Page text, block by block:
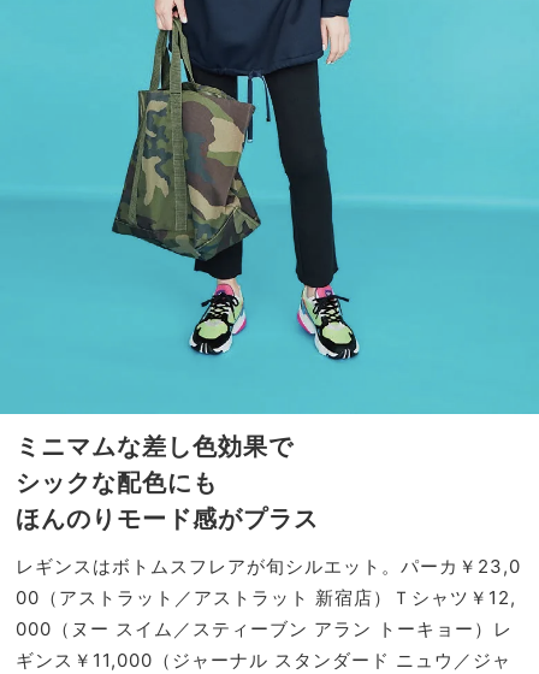
ミニマムな差し色効果で
シックな配色にも
ほんのりモード感がプラス
レギンスはボトムスフレアが旬シルエット。パーカ￥23,0
00（アストラット／アストラット 新宿店）Ｔシャツ￥12,
000（ヌー スイム／スティーブン アラン トーキョー）レ
ギンス￥11,000（ジャーナル スタンダード ニュウ／ジャ